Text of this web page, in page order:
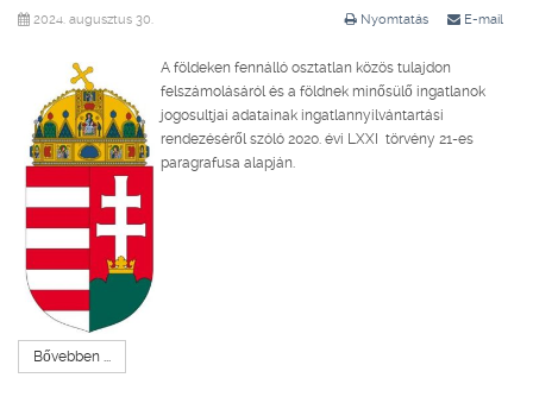
Nyomtatás E-mail
2024. augusztus 30.
A földeken fennálló osztatlan közös tulajdon
felszámolásáról és a földnek minősülő ingatlanok
jogosultjai adatainak ingatlannyilvántartási
rendezéséről szóló 2020. évi LXXI törvény 21-es
paragrafusa alapján.
Bővebben ...